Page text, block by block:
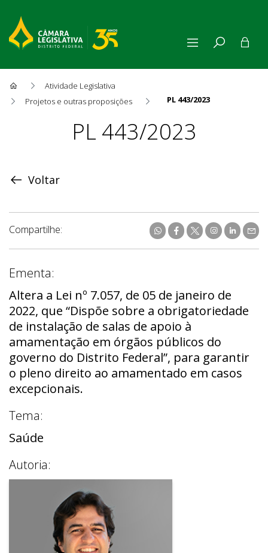
Atividade Legislativa
Projetos e outras proposições
PL 443/2023
ProposiçãoPL 443/2023
Voltar
Compartilhe:
Ementa:
Altera a Lei nº 7.057, de 05 de janeiro de
2022, que “Dispõe sobre a obrigatoriedade
de instalação de salas de apoio à
amamentação em órgãos públicos do
governo do Distrito Federal”, para garantir
o pleno direito ao amamentado em casos
excepcionais.
Tema:
Saúde
Autoria: